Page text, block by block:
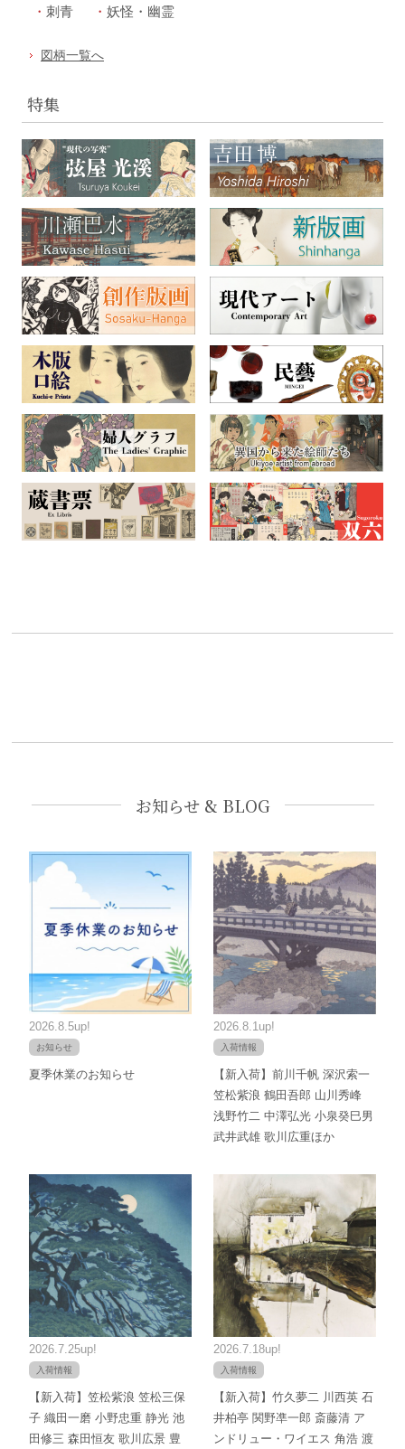
刺青 妖怪・幽霊
図柄一覧へ
特集
お知らせ & BLOG
2026.8.5up!
お知らせ
夏季休業のお知らせ
2026.8.1up!
入荷情報
【新入荷】前川千帆 深沢索一
笠松紫浪 鶴田吾郎 山川秀峰
浅野竹二 中澤弘光 小泉癸巳男
武井武雄 歌川広重ほか
2026.7.25up!
入荷情報
【新入荷】笠松紫浪 笠松三保
子 織田一磨 小野忠重 静光 池
田修三 森田恒友 歌川広景 豊
2026.7.18up!
入荷情報
【新入荷】竹久夢二 川西英 石
井柏亭 関野凖一郎 斎藤清 ア
ンドリュー・ワイエス 角浩 渡